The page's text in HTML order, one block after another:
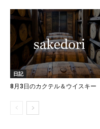
日記
8月3日のカクテル＆ウイスキー